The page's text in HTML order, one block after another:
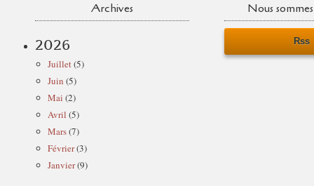
Archives
2026
Juillet(5)
Juin (5)
Mai (2)
Avril (5)
Mars(7)
Février(3)
Janvier(9)
Nous
Rss